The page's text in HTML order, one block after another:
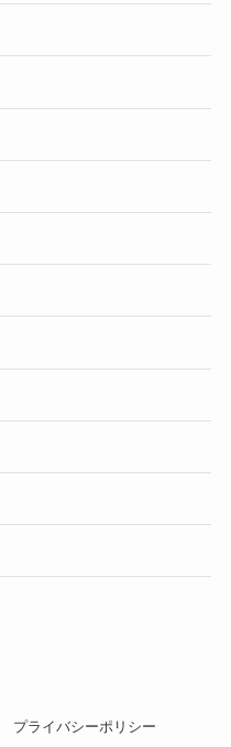
プライバシーポリシー